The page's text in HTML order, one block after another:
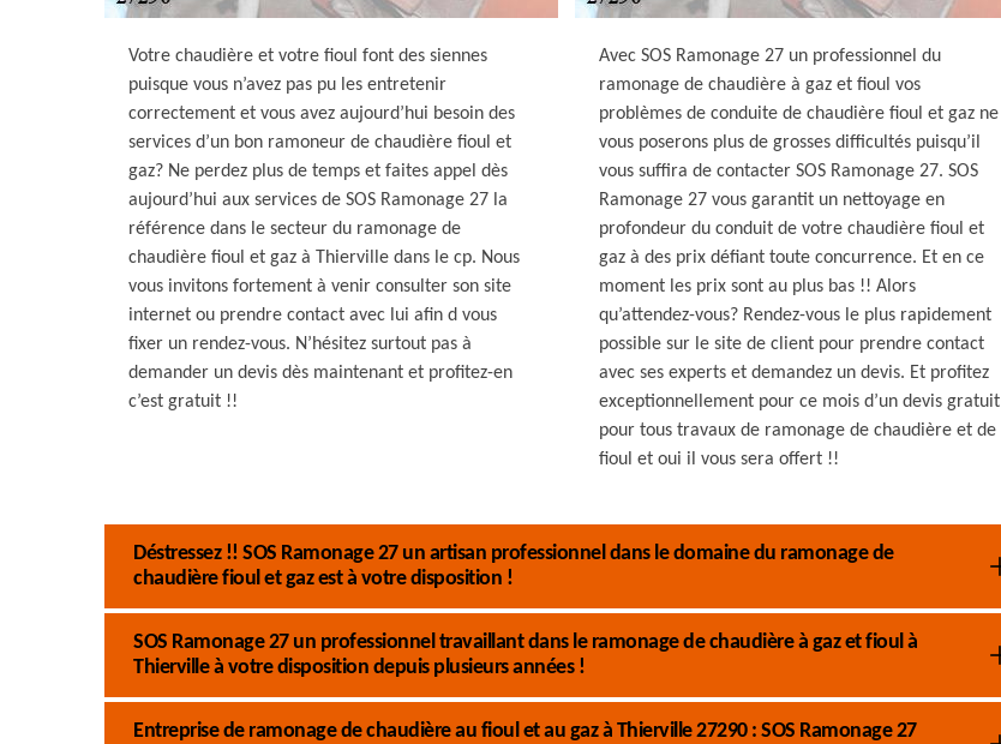
Votre chaudière et votre fioul font des siennes
puisque vous n’avez pas pu les entretenir
correctement et vous avez aujourd’hui besoin des
services d’un bon ramoneur de chaudière fioul et
gaz? Ne perdez plus de temps et faites appel dès
aujourd’hui aux services de SOS Ramonage 27 la
référence dans le secteur du ramonage de
chaudière fioul et gaz à Thierville dans le cp. Nous
vous invitons fortement à venir consulter son site
internet ou prendre contact avec lui afin d vous
fixer un rendez-vous. N’hésitez surtout pas à
demander un devis dès maintenant et profitez-en
c’est gratuit !!
Avec SOS Ramonage 27 un professionnel du
ramonage de chaudière à gaz et fioul vos
problèmes de conduite de chaudière fioul et gaz ne
vous poserons plus de grosses difficultés puisqu’il
vous suffira de contacter SOS Ramonage 27. SOS
Ramonage 27 vous garantit un nettoyage en
profondeur du conduit de votre chaudière fioul et
gaz à des prix défiant toute concurrence. Et en ce
moment les prix sont au plus bas !! Alors
qu’attendez-vous? Rendez-vous le plus rapidement
possible sur le site de client pour prendre contact
avec ses experts et demandez un devis. Et profitez
exceptionnellement pour ce mois d’un devis gratuit
pour tous travaux de ramonage de chaudière et de
fioul et oui il vous sera offert !!
Déstressez !! SOS Ramonage 27 un artisan professionnel dans le domaine du ramonage de
chaudière fioul et gaz est à votre disposition !
SOS Ramonage 27 un professionnel travaillant dans le ramonage de chaudière à gaz et fioul à
Thierville à votre disposition depuis plusieurs années !
Entreprise de ramonage de chaudière au fioul et au gaz à Thierville 27290 : SOS Ramonage 27